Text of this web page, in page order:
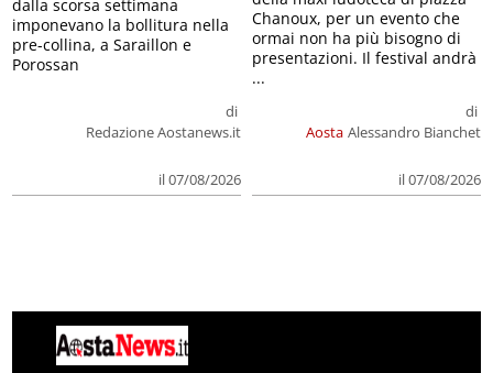
di
Redazione Aostanews.it
il 07/08/2026
dalla scorsa settimana
imponevano la bollitura nella
pre-collina, a Saraillon e
Porossan
Aosta
di
Alessandro Bianchet
il 07/08/2026
Chanoux, per un evento che
ormai non ha più bisogno di
presentazioni. Il festival andrà
...